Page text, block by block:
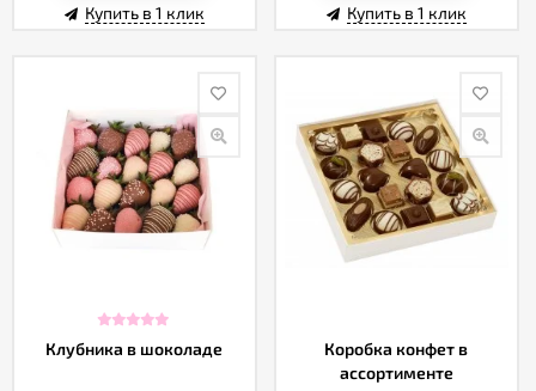
Купить в 1 клик Купить в 1 клик
Клубника в шоколаде
Коробка конфет в
ассортименте